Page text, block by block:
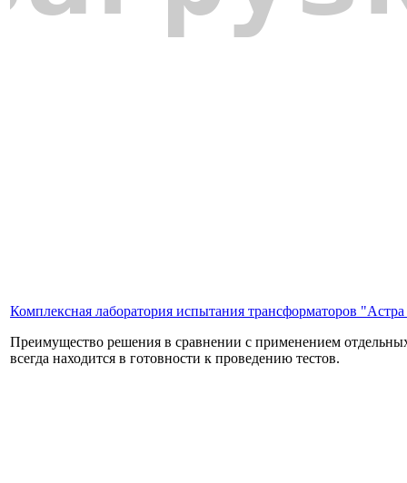
Комплексная лаборатория испытания трансформаторов
Преимущество решения в сравнении с применением
всегда находится в готовности к проведению тестов.